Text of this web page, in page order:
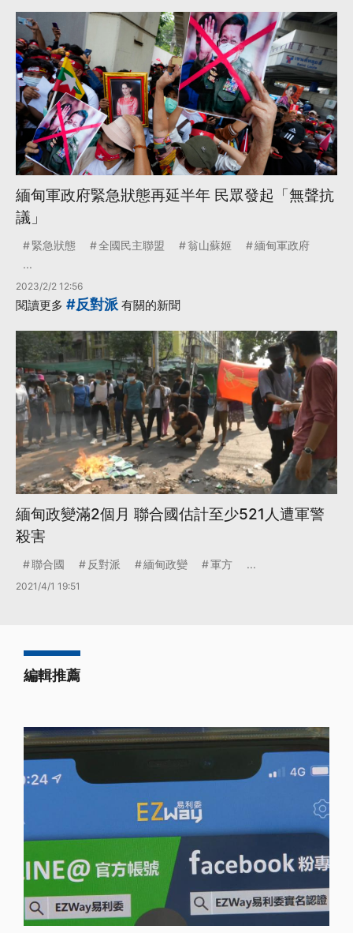
緬甸軍政府緊急狀態再延半年 民眾發起「無聲抗
議」
緊急狀態 全國民主聯盟 翁山蘇姬
緬甸軍政府
...
2023/2/2 12:56
閱讀更多 #反對派 有關的新聞
緬甸政變滿2個月 聯合國估計至少521人遭軍警
殺害
聯合國 反對派 緬甸政變 軍方 ...
2021/4/1 19:51
編輯推薦